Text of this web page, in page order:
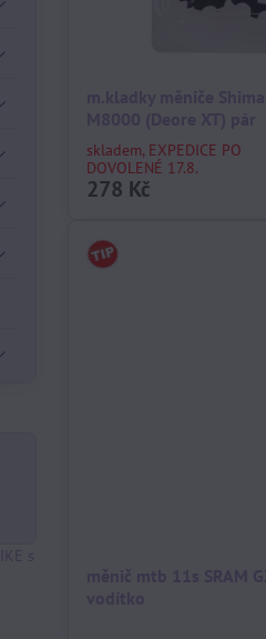
skladem, EXPEDICE PO
DOVOLENÉ 17.8.
278 Kč